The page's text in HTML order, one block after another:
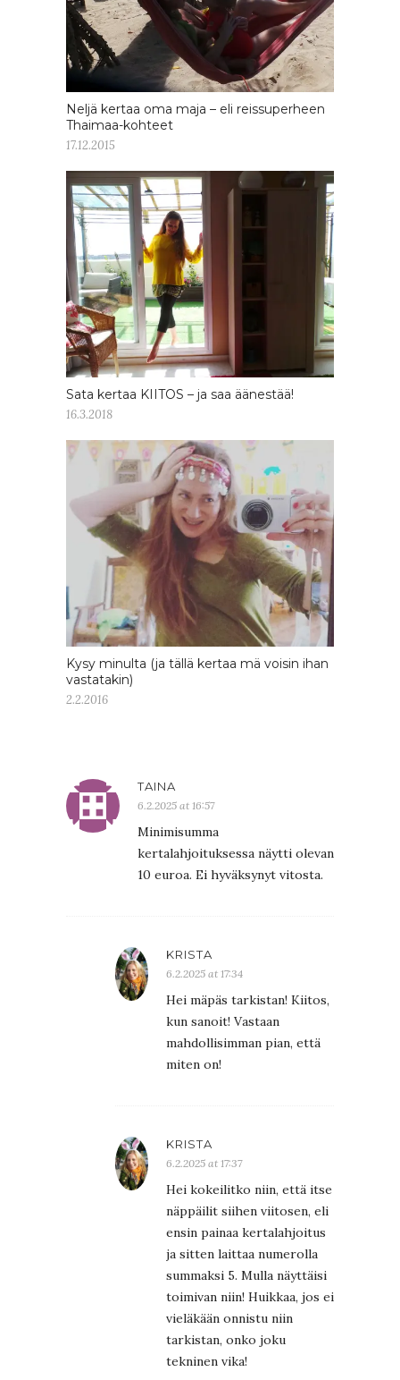
Neljä kertaa oma maja – eli reissuperheen
Thaimaa-kohteet
17.12.2015
Sata kertaa KIITOS – ja saa äänestää!
16.3.2018
Kysy minulta (ja tällä kertaa mä voisin ihan
vastatakin)
2.2.2016
TAINA
6.2.2025 at 16:57
Minimisumma
kertalahjoituksessa näytti olevan
10 euroa. Ei hyväksynyt vitosta.
KRISTA
6.2.2025 at 17:34
Hei mäpäs tarkistan! Kiitos,
kun sanoit! Vastaan
mahdollisimman pian, että
miten on!
KRISTA
6.2.2025 at 17:37
Hei kokeilitko niin, että itse
näppäilit siihen viitosen, eli
ensin painaa kertalahjoitus
ja sitten laittaa numerolla
summaksi 5. Mulla näyttäisi
toimivan niin! Huikkaa, jos ei
vieläkään onnistu niin
tarkistan, onko joku
tekninen vika!